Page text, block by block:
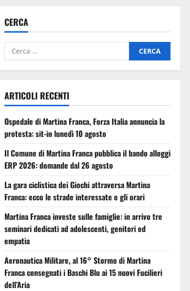
CERCA
ARTICOLI RECENTI
Ospedale di Martina Franca, Forza Italia annuncia la
protesta: sit-in lunedì 10 agosto
Il Comune di Martina Franca pubblica il bando alloggi
ERP 2026: domande dal 26 agosto
La gara ciclistica dei Giochi attraversa Martina
Franca: ecco le strade interessate e gli orari
Martina Franca investe sulle famiglie: in arrivo tre
seminari dedicati ad adolescenti, genitori ed
empatia
Aeronautica Militare, al 16° Stormo di Martina
Franca consegnati i Baschi Blu ai 15 nuovi Fucilieri
dell’Aria